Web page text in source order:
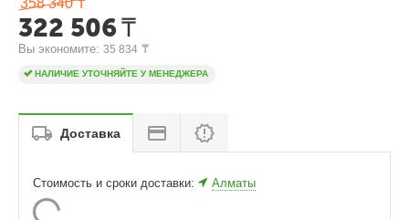
322 506₸
Вы экономите: 35 834 ₸
НАЛИЧИЕ УТОЧНЯЙТЕ У МЕНЕДЖЕРА
Доставка
Стоимость и сроки доставки: Алматы